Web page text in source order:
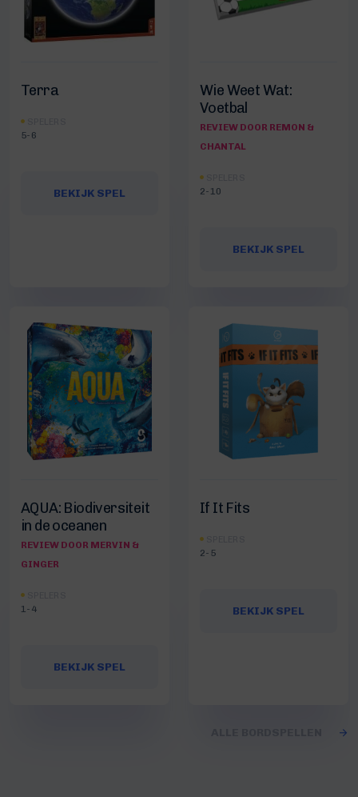
Terra
5-6
BEKIJK SPEL
Wie Weet Wat:
Voetbal
REVIEW DOOR REMON &
CHANTAL
2-10
BEKIJK SPEL
AQUA: Biodiversiteit
in de oceanen
REVIEW DOOR MERVIN &
GINGER
1-4
BEKIJK SPEL
If It Fits
2-5
BEKIJK SPEL